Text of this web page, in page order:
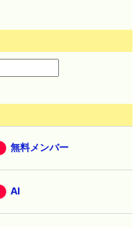
無料メンバー
AI